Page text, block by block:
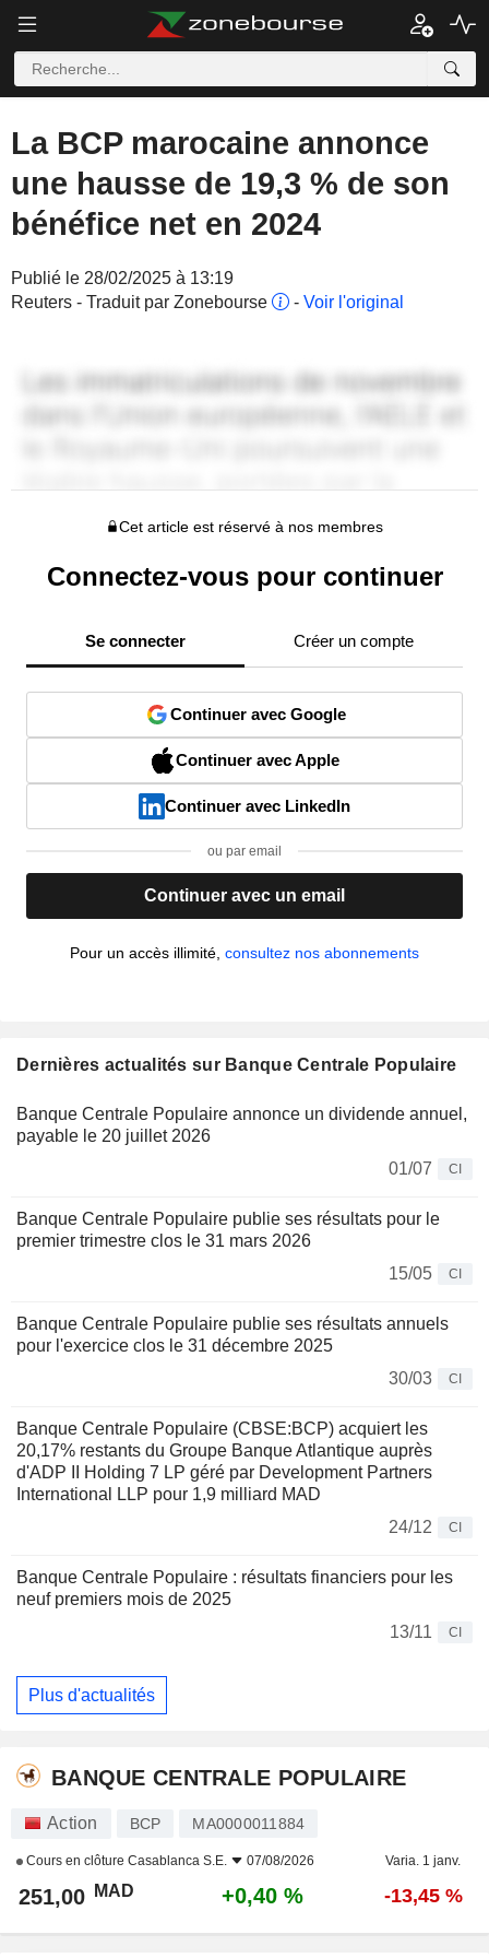
La BCP marocaine annonce
une hausse de 19,3 % de son
bénéfice net en 2024
Publié le 28/02/2025 à 13:19
Reuters - Traduit par Zonebourse
- Voir l'original
Cet article est réservé à nos membres
Connectez-vous pour continuer
Se connecter Créer un compte
Continuer avec Google
Continuer avec Apple
Continuer avec LinkedIn
ou par email
Continuer avec un email
Pour un accès illimité, consultez nos abonnements
Dernières actualités sur Banque Centrale Populaire
Banque Centrale Populaire annonce un dividende annuel,
payable le 20 juillet 2026
01/07
CI
Banque Centrale Populaire publie ses résultats pour le
premier trimestre clos le 31 mars 2026
15/05
CI
Banque Centrale Populaire publie ses résultats annuels
pour l'exercice clos le 31 décembre 2025
30/03
CI
Banque Centrale Populaire (CBSE:BCP) acquiert les
20,17% restants du Groupe Banque Atlantique auprès
d'ADP II Holding 7 LP géré par Development Partners
International LLP pour 1,9 milliard MAD
24/12
CI
Banque Centrale Populaire : résultats financiers pour les
neuf premiers mois de 2025
13/11
CI
Plus d'actualités
BANQUE CENTRALE POPULAIRE
Action BCP MA0000011884
Cours en clôture Casablanca S.E. 07/08/2026 Varia. 1 janv.
251,00 MAD +0,40 % -13,45 %